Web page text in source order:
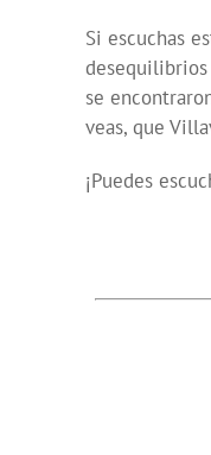
Si escuchas
se
veas, que
¡Puedes